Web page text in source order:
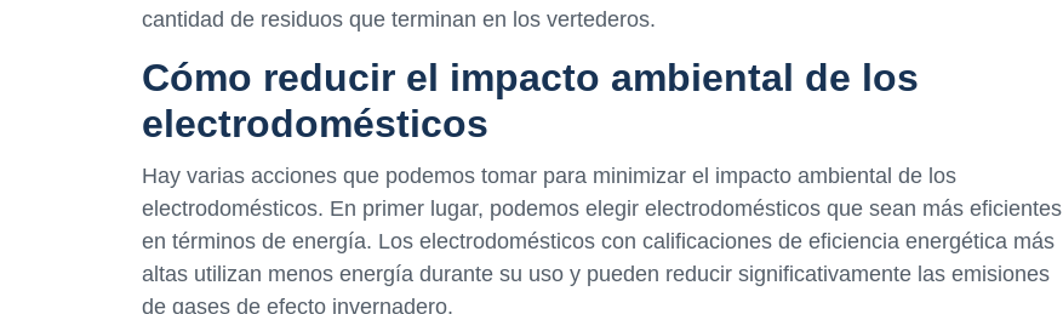
cantidad de residuos que terminan en los vertederos.
Cómo reducir el impacto ambiental de los
electrodomésticos
Hay varias acciones que podemos tomar para minimizar el impacto ambiental de los
electrodomésticos. En primer lugar, podemos elegir electrodomésticos que sean más eficientes
en términos de energía. Los electrodomésticos con calificaciones de eficiencia energética más
altas utilizan menos energía durante su uso y pueden reducir significativamente las emisiones
de gases de efecto invernadero.